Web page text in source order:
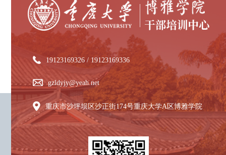
19123169326 / 19123169336
gzldyjy@yeah.net
重庆市沙坪坝区沙正街174号重庆大学A区博雅学院